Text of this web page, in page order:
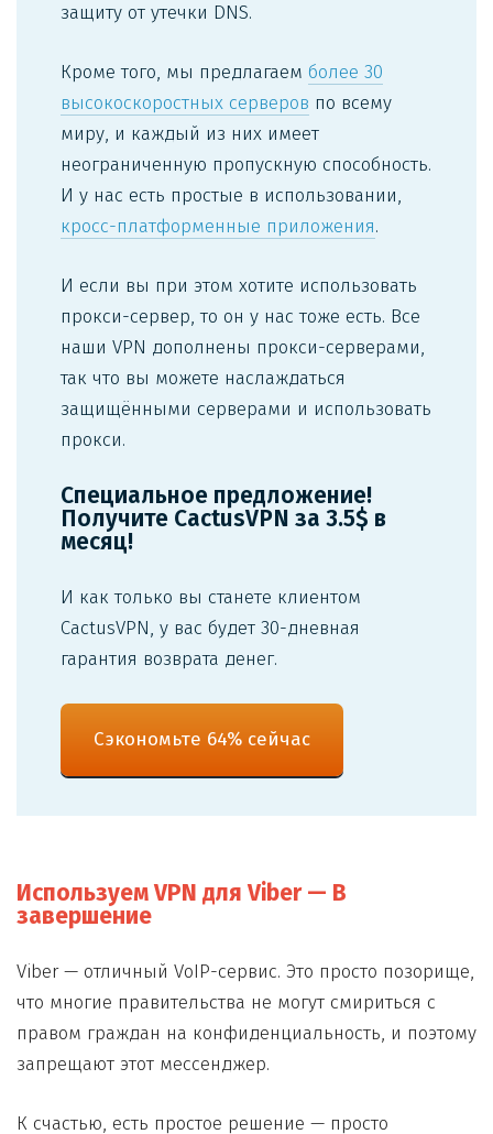
защиту от утечки DNS.
Кроме того, мы предлагаем более 30
высокоскоростных серверов по всему
миру, и каждый из них имеет
неограниченную пропускную способность.
И у нас есть простые в использовании,
кросс-платформенные приложения.
И если вы при этом хотите использовать
прокси-сервер, то он у нас тоже есть. Все
наши VPN дополнены прокси-серверами,
так что вы можете наслаждаться
защищёнными серверами и использовать
прокси.
Специальное предложение!
Получите CactusVPN за 3.5$ в
месяц!
И как только вы станете клиентом
CactusVPN, у вас будет 30-дневная
гарантия возврата денег.
Сэкономьте 64% сейчас
Используем VPN для Viber — В
завершение
Viber — отличный VoIP-сервис. Это просто позорище,
что многие правительства не могут смириться с
правом граждан на конфиденциальность, и поэтому
запрещают этот мессенджер.
К счастью, есть простое решение — просто